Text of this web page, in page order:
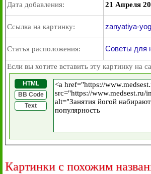
Дата добавления: 21 Апреля
Ссылка на картинку: zanyatiya-
Статья расположения: Советы для
Если вы хотите вставить эту картинку на
HTML
BB Code
Text
Картинки с похожим